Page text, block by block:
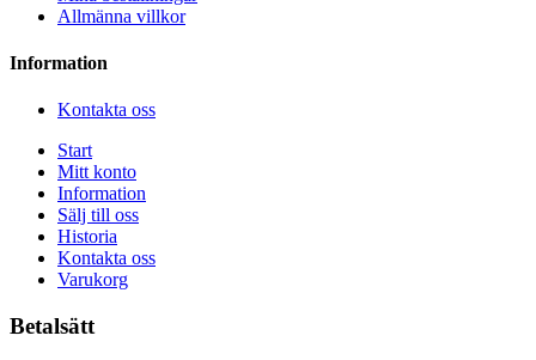
Allmänna villkor
Information
Kontakta oss
Start
Mitt konto
Information
Sälj till oss
Historia
Kontakta oss
Varukorg
Betalsätt